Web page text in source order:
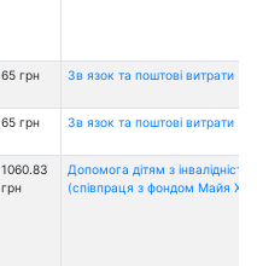
65 грн Зв язок та поштові витрати
65 грн Зв язок та поштові витрати
1060.83
грн
Допомога дітям з інвалідністю
(співпраця з фондом Майя